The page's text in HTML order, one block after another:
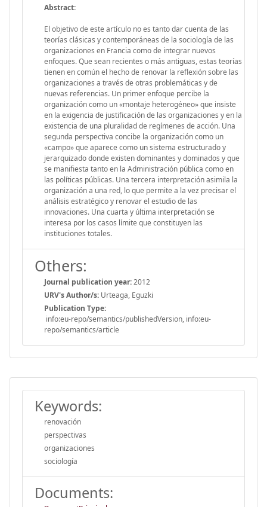
Abstract:
El objetivo de este artículo no es tanto dar cuenta de las
teorías clásicas y contemporáneas de la sociología de las
organizaciones en Francia como de integrar nuevos
enfoques. Que sean recientes o más antiguas, estas teorías
tienen en común el hecho de renovar la reflexión sobre las
organizaciones a través de otras problemáticas y de
nuevas referencias. Un primer enfoque percibe la
organización como un «montaje heterogéneo» que insiste
en la exigencia de justificación de las organizaciones y en la
existencia de una pluralidad de regímenes de acción. Una
segunda perspectiva concibe la organización como un
«campo» que aparece como un sistema estructurado y
jerarquizado donde existen dominantes y dominados y que
se manifiesta tanto en la Administración pública como en
las políticas públicas. Una tercera interpretación asimila la
organización a una red, lo que permite a la vez precisar el
análisis estratégico y renovar el estudio de las
innovaciones. Una cuarta y última interpretación se
interesa por los casos límite que constituyen las
instituciones totales.
Others:
Journal publication year:2012
URV's Author/s: Urteaga, Eguzki
Publication Type:
info:eu-repo/semantics/publishedVersion, info:eu-
repo/semantics/article
Keywords:
renovación
perspectivas
organizaciones
sociología
Documents: